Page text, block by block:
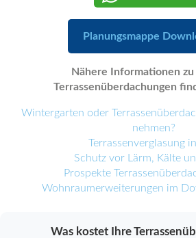
Planungsmappe
Nähere Informationen zu
Terrassenüberdachungen
Wintergarten oder
nehmen?
Terrassenverglasung
Schutz vor Lärm, Kälte
Prospekte
Wohnraumerweiterungen im
Was kostet Ihre